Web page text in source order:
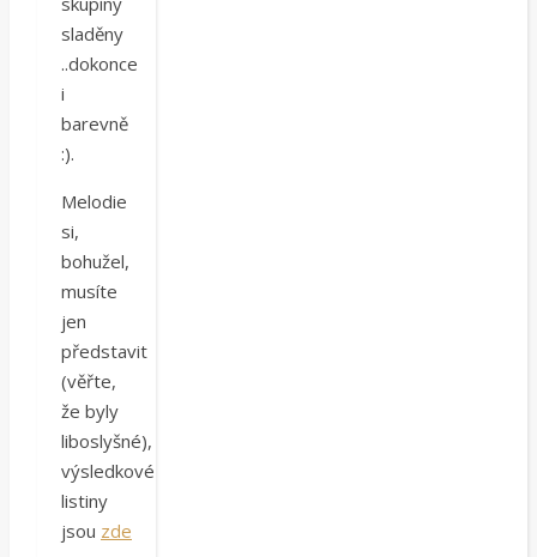
sladěny
..dokonce
i
barevně
:).
Melodie
si,
bohužel,
musíte
jen
představit
(věřte,
že byly
liboslyšné),
výsledkové
listiny
jsou zde